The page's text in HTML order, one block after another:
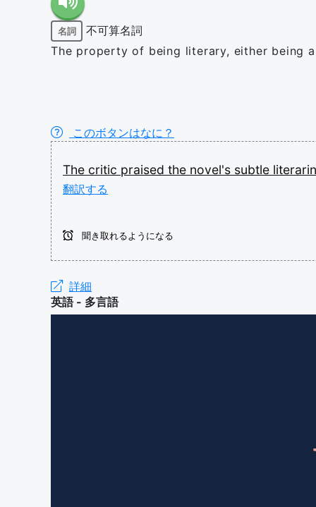
名詞
不可算名詞
The property of being literary, either being
このボタンはなに？
The critic praised the novel's subtle
翻訳する
聞き取れるようになる
詳細
英語 - 多言語